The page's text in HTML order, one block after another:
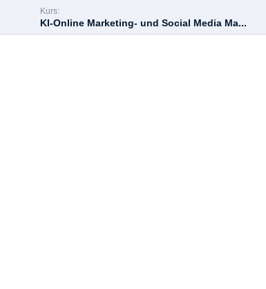
Kurs:
KI-Online Marketing- und Social Media Ma...